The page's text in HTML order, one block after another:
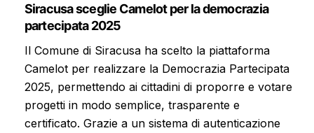
annunci, per fornire funzionalità dei social media e
per analizzare il nostro traffico. Condividiamo inoltre
informazioni sul modo in cui utilizzi il nostro sito con i
nostri partner che si occupano di analisi dei dati web,
pubblicità e social media, i quali potrebbero
combinarle con altre informazioni che hai fornito loro
Siracusa sceglie Camelot per la democrazia
partecipata 2025
Il Comune di Siracusa ha scelto la piattaforma
Camelot per realizzare la Democrazia Partecipata
2025, permettendo ai cittadini di proporre e votare
progetti in modo semplice, trasparente e
certificato. Grazie a un sistema di autenticazione